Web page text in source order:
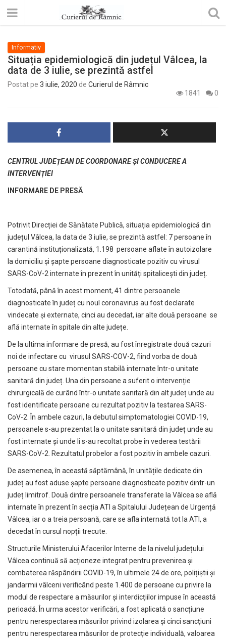
Informativ
Situația epidemiologică din județul Vâlcea, la
data de 3 iulie, se prezintă astfel
Postat pe 3 iulie, 2020 de Curierul de Râmnic
1841
0
CENTRUL JUDEȚEAN DE COORDONARE ȘI CONDUCERE A
INTERVENȚIEI
INFORMARE DE PRESĂ
Potrivit Direcției de Sănătate Publică, situația epidemiologică din
județul Vâlcea, la data de 3 iulie, se prezintă astfel: 7 persoane în
carantină instituționalizată, 1.198 persoane aflate în autoizolare
la domiciliu și șapte persoane diagnosticate pozitiv cu virusul
SARS-CoV-2 internate în prezent în unități spitalicești din județ.
Totodată, până în acest moment, 41 dintre persoanele
diagnosticate în județ cu noul coronavirus au fost declarate
vindecate și externate, cinci au decedat, iar alte două persoane se
află internate în spitale din alte județe.
De la ultima informare de presă, au fost înregistrate două cazuri
noi de infectare cu virusul SARS-COV-2, fiind vorba de două
persoane cu stare momentan stabilă internate într-o unitate
sanitară din județ. Una din persoane a suferit o intervenție
chirurgicală de curând într-o unitate sanitară din alt județ unde au
fost identificate persoane cu rezultat pozitiv la testarea SARS-
CoV-2. În ambele cazuri, la debutul simptomatologiei COVID-19,
persoanele s-au prezentat la o unitate sanitară din județ unde au
fost internate și unde li s-au recoltat probe în vederea testării
SARS-CoV-2. Rezultatul probelor a fost pozitiv în ambele cazuri.
De asemenea, în această săptămână, în unitățile dedicate din
județ au fost aduse șapte persoane diagnosticate pozitiv dintr-un
județ limitrof. Două dintre persoanele transferate la Vâlcea se află
internate în prezent în secția ATI a Spitalului Județean de Urgență
Vâlcea, iar o a treia persoană, care se afla internată tot la ATI, a
decedat în cursul nopții trecute.
Structurile Ministerului Afacerilor Interne de la nivelul județului
Vâlcea continuă să acționeze integrat pentru prevenirea și
combaterea răspândirii COVID-19, în ultimele 24 de ore, polițiștii și
jandarmii vâlceni verificând peste 1.400 de persoane cu privire la
modul de respectare a măsurilor și interdicțiilor impuse în această
perioadă. În urma acestor verificări, a fost aplicată o sancțiune
pentru nerespectarea măsurilor privind izolarea și cinci sancțiuni
pentru nerespectarea măsurilor de protecție individuală, valoarea